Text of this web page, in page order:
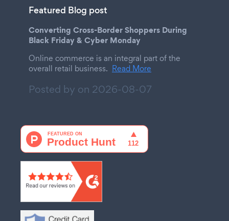
Featured Blog post
Converting Cross-Border Shoppers During
Black Friday & Cyber Monday
Online commerce is an integral part of the
overall retail business. Read More
Posted by on 2026-08-07